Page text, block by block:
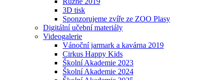
3D tisk
Sponzorujeme zvíře ze ZOO Plasy
Digitální učební materiály
Videogalerie
Vánoční jarmark a kavárna 2019
Cirkus Happy Kids
Školní Akademie 2023
Školní Akademie 2024